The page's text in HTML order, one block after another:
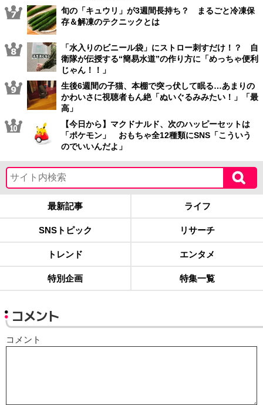
旬の「キュウリ」が3週間長持ち？ まるごと冷凍保
存＆解凍のテクニックとは
「水入りのビニール袋」にストロー刺すだけ！？ 自
衛隊が伝授する“簡易水道”の作り方に「めっちゃ便利
じゃん！！」
生後6週間の子猫、本棚で突っ伏して眠る…あまりの
かわいさに視聴者もん絶「ぬいぐるみみたい！」「最
高」
【今日から】マクドナルド、次のハッピーセットは
「ポケモン」 おもちゃ全12種類にSNS「こういう
のでいいんだよ」
最新記事 ライフ
SNSトピック リサーチ
トレンド エンタメ
特別企画 特集一覧
コメント
コメント